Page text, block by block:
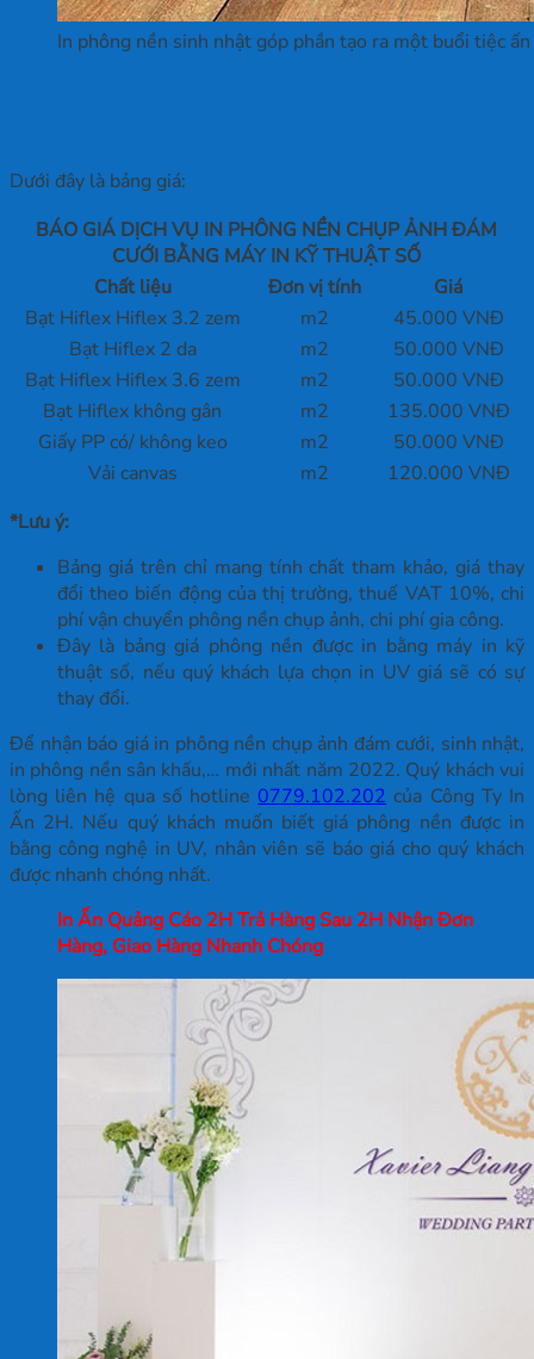
In phông nền sinh nhật góp phần tạo ra một buổi tiệc
Dưới đây là bảng giá:
BÁO GIÁ DỊCH VỤ IN PHÔNG NỀN CHỤP ẢNH ĐÁM
CƯỚI BẰNG MÁY IN KỸ THUẬT SỐ
Chất liệu
Đơn vị tính
Giá
Bạt Hiflex Hiflex 3.2 zem
m2
45.000 VNĐ
Bạt Hiflex 2 da
m2
50.000 VNĐ
Bạt Hiflex Hiflex 3.6 zem
m2
50.000 VNĐ
Bạt Hiflex không gân
m2
135.000 VNĐ
Giấy PP có/ không keo
m2
50.000 VNĐ
Vải canvas
m2
120.000 VNĐ
*Lưu ý:
Bảng giá trên chỉ mang tính chất tham khảo, giá thay
đổi theo biến động của thị trường, thuế VAT 10%, chi
phí vận chuyển phông nền chụp ảnh, chi phí gia công.
Đây là bảng giá phông nền được in bằng máy in kỹ
thuật số, nếu quý khách lựa chọn in UV giá sẽ có sự
thay đổi.
Để nhận báo giá in phông nền chụp ảnh đám cưới, sinh nhật,
in phông nền sân khấu,… mới nhất năm 2022. Quý khách vui
lòng liên hệ qua số hotline0779.102.202 của Công Ty In
Ấn 2H. Nếu quý khách muốn biết giá phông nền được in
bằng công nghệ in UV, nhân viên sẽ báo giá cho quý khách
được nhanh chóng nhất.
In Ấn Quảng Cáo 2H Trả Hàng Sau 2H Nhận Đơn
Hàng, Giao Hàng Nhanh Chóng